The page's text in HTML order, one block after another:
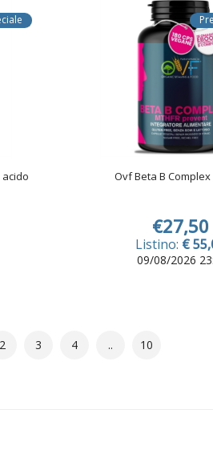
Ovf Beta B Complex
€27,50
Listino: €
09/08/2026
2 3 4 .. 10